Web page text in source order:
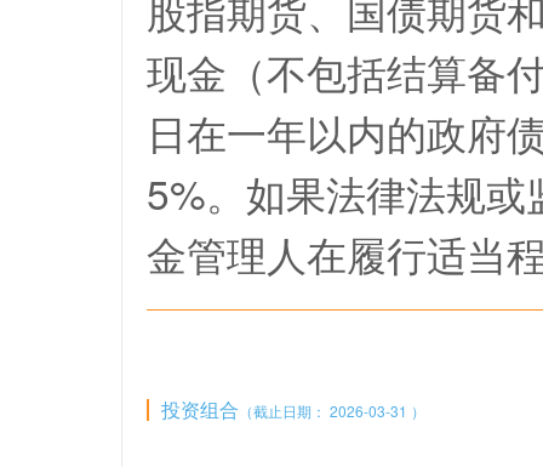
现金（不包括结算备
日在一年以内的政府
5%。如果法律法规
金管理人在履行适当
投资组合 （截止日期： 2026-03-31 ）